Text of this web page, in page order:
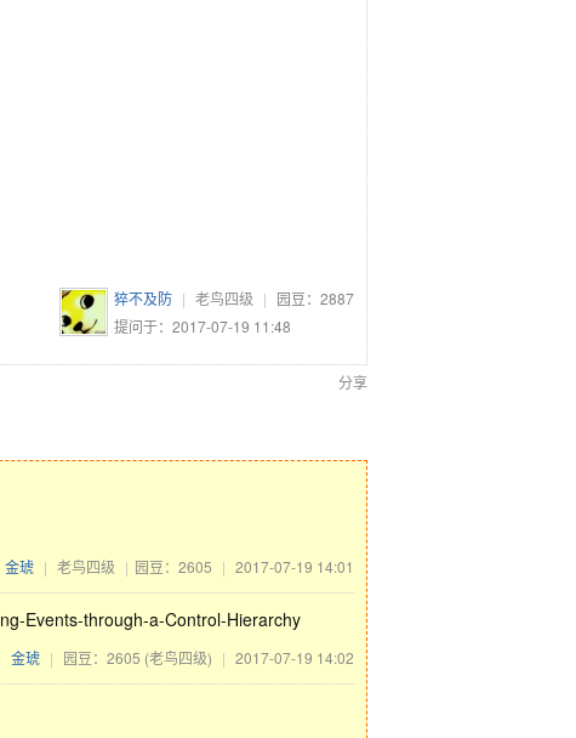
猝不及防 | 老鸟四级 | 园豆： 2887
提问于：2017-07-19 11:48
分享
金琥 | 老鸟四级 | 园豆：2605 | 2017-07-19 14:01
Events-through-a-Control-Hierarchy
金琥 | 园豆：2605 (老鸟四级) | 2017-07-19 14:02